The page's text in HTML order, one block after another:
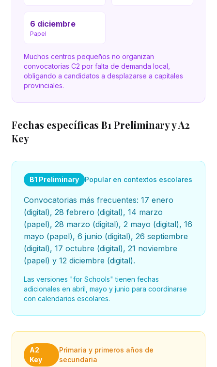
6 diciembre
Papel
Muchos centros pequeños no organizan
convocatorias C2 por falta de demanda local,
obligando a candidatos a desplazarse a capitales
provinciales.
Fechas específicas B1 Preliminary y A2
Key
B1 Preliminary Popular en contextos escolares
Convocatorias más frecuentes: 17 enero
(digital), 28 febrero (digital), 14 marzo
(papel), 28 marzo (digital), 2 mayo (digital), 16
mayo (papel), 6 junio (digital), 26 septiembre
(digital), 17 octubre (digital), 21 noviembre
(papel) y 12 diciembre (digital).
Las versiones "for Schools" tienen fechas
adicionales en abril, mayo y junio para coordinarse
con calendarios escolares.
A2
Key
Primaria y primeros años de
secundaria